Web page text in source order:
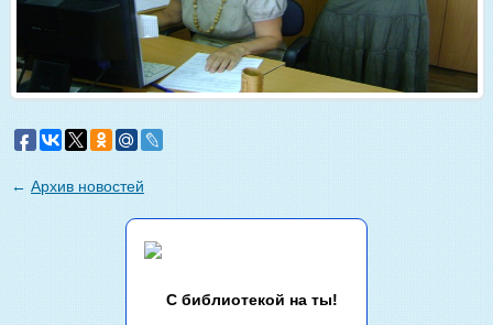
← Архив новостей
С библиотекой на ты!